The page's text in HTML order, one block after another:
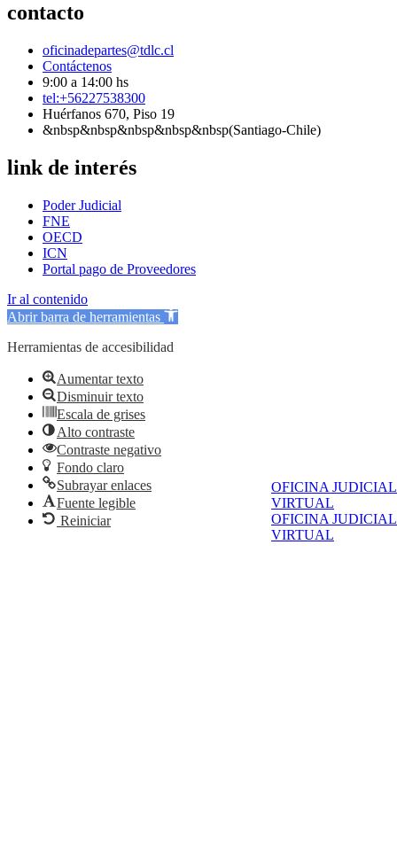
OFICINA JUDICIAL
VIRTUAL
OFICINA JUDICIAL
VIRTUAL
contacto
oficinadepartes@tdlc.cl
Contáctenos
9:00 a 14:00 hs
tel:+56227538300
Huérfanos 670, Piso 19
&nbsp&nbsp&nbsp&nbsp&nbsp(Santiago-Chile)
link de interés
Poder Judicial
FNE
OECD
ICN
Portal pago de Proveedores
Ir al contenido
Abrir barra de herramientas
Herramientas de accesibilidad
Aumentar texto
Disminuir texto
Escala de grises
Alto contraste
Contraste negativo
Fondo claro
Subrayar enlaces
Fuente legible
Reiniciar